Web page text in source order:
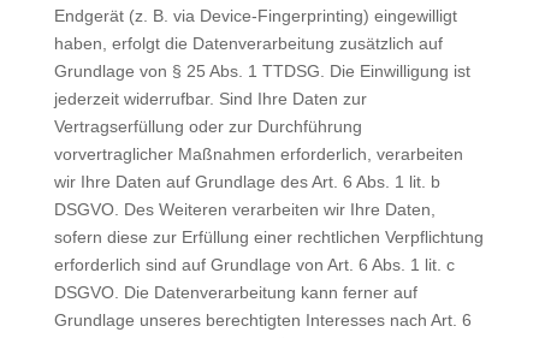
Endgerät (z. B. via Device-Fingerprinting) eingewilligt
haben, erfolgt die Datenverarbeitung zusätzlich auf
Grundlage von § 25 Abs. 1 TTDSG. Die Einwilligung ist
jederzeit widerrufbar. Sind Ihre Daten zur
Vertragserfüllung oder zur Durchführung
vorvertraglicher Maßnahmen erforderlich, verarbeiten
wir Ihre Daten auf Grundlage des Art. 6 Abs. 1 lit. b
DSGVO. Des Weiteren verarbeiten wir Ihre Daten,
sofern diese zur Erfüllung einer rechtlichen Verpflichtung
erforderlich sind auf Grundlage von Art. 6 Abs. 1 lit. c
DSGVO. Die Datenverarbeitung kann ferner auf
Grundlage unseres berechtigten Interesses nach Art. 6